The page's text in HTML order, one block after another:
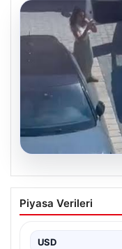
05.08.2026
Yalova’da
Sandalye
meydana gelen
Piyasa Verileri
USD